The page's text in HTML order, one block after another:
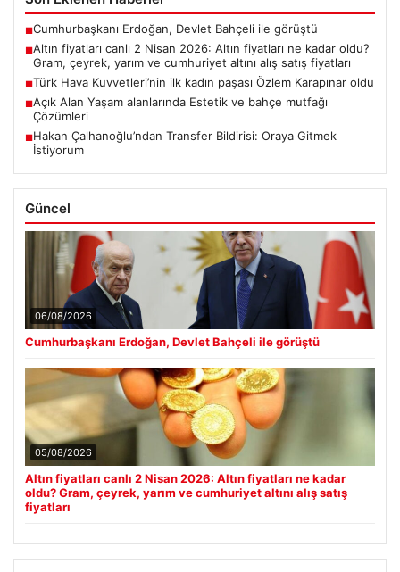
■Cumhurbaşkanı Erdoğan, Devlet Bahçeli ile görüştü
■Altın fiyatları canlı 2 Nisan 2026: Altın fiyatları ne kadar oldu?
Gram, çeyrek, yarım ve cumhuriyet altını alış satış fiyatları
■Türk Hava Kuvvetleri’nin ilk kadın paşası Özlem Karapınar oldu
■Açık Alan Yaşam alanlarında Estetik ve bahçe mutfağı
Çözümleri
■Hakan Çalhanoğlu’ndan Transfer Bildirisi: Oraya Gitmek
İstiyorum
Güncel
06/08/2026
Cumhurbaşkanı Erdoğan, Devlet Bahçeli ile görüştü
05/08/2026
Altın fiyatları canlı 2 Nisan 2026: Altın fiyatları ne kadar
oldu? Gram, çeyrek, yarım ve cumhuriyet altını alış satış
fiyatları